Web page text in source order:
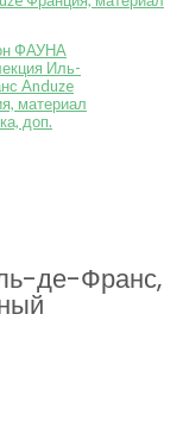
де-Франс,